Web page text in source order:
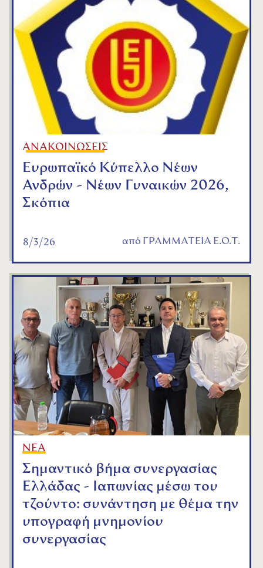
ΑΝΑΚΟΙΝΩΣΕΙΣ
Ευρωπαϊκό Κύπελλο Νέων
Ανδρών - Νέων Γυναικών 2026,
Σκόπια
8/3/26 από ΓΡΑΜΜΑΤΕΙΑ Ε.Ο.Τ.
ΝΕΑ
Σημαντικό βήμα συνεργασίας
Ελλάδας - Ιαπωνίας μέσω του
τζούντο: συνάντηση με θέμα την
υπογραφή μνημονίου
συνεργασίας